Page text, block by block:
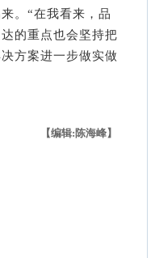
。“在我看来，品
的重点也会坚持把
方案进一步做实做
【编辑:陈海峰】